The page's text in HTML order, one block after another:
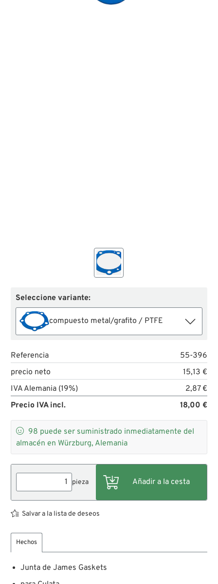
Seleccione variante:
compuesto metal/grafito / PTFE
Referencia
55-396
precio neto
15,13 €
IVA Alemania (19%)
2,87 €
Precio IVA incl.
18,00 €
 98 puede ser suministrado inmediatamente del
almacén en Würzburg, Alemania
pieza
Salvar a la lista de deseos
Hechos
Junta de James Gaskets